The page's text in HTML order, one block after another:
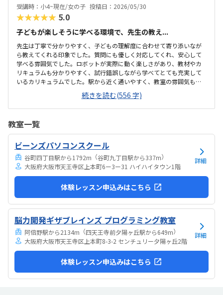
受講時：小4~現在/女の子 投稿日：2026/05/30
★★★★★ 5.0
子どもが楽しそうに学べる環境で、先生の教え...
先生は丁寧で分かりやすく、子どもの理解度に合わせて寄り添いなが
ら教えてくれる印象でした。質問にも優しく対応してくれ、安心して
学べる雰囲気でした。ロボットが実際に動く楽しさがあり、教材やカ
リキュラムも分かりやすく、試行錯誤しながら学べてとても充実して
いるカリキュラムでした。駅から近く通いやすく、教室の雰囲気も明
るく安心して通えました。教室は明るく学びやすい雰囲気でしたが、
共同のトイレが和式のみしかなく、娘が和式トイレを使えないため設
備面がもう少し配慮されていると安心して通えると感じました。料金
ラムやサポート面を考えると納得できる価格で、安心して続けられる
と感じました。教室は明るく安心でき、子どもが楽しそうに取り組む
姿が親として嬉しかったです。特にロボットが動いた瞬間の笑顔が印
象的で、意欲的に学べる環境だと感じました。教室自体...
続きを読む(556 字)
教室一覧
ビーンズパソコンスクール
谷町四丁目駅から1792m （谷町九丁目駅から337m）
大阪府大阪市天王寺区上本町6ー3ー31 ハイハイタウン1階
詳細
体験レッスン申込みはこちら
脳力開発ギザブレインズ プログラミング教室
阿倍野駅から2134m （四天王寺前夕陽ヶ丘駅から649m）
大阪府大阪市天王寺区上本町8-3-2 センチュリー夕陽ヶ丘2階
詳細
体験レッスン申込みはこちら